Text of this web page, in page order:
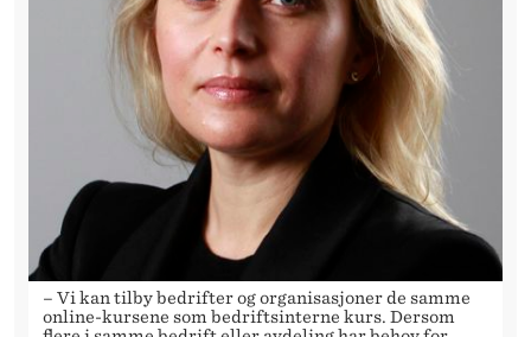
– Vi kan tilby bedrifter og organisasjoner de samme
online-kursene som bedriftsinterne kurs. Dersom